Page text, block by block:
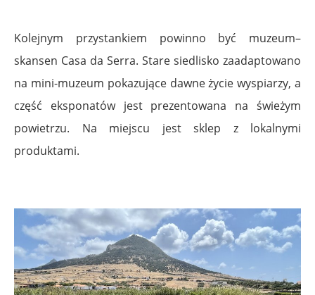
Kolejnym przystankiem powinno być muzeum–
skansen Casa da Serra. Stare siedlisko zaadaptowano
na mini-muzeum pokazujące dawne życie wyspiarzy, a
część eksponatów jest prezentowana na świeżym
powietrzu. Na miejscu jest sklep z lokalnymi
produktami.